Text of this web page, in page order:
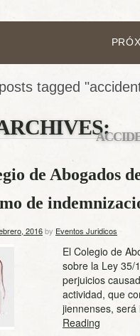
posts tagged
de Abogados
de
2016by Eventos Juridicos
El Colegio de
sobre la Ley 35/
perjuicios
actividad, que
jiennenses,
Reading